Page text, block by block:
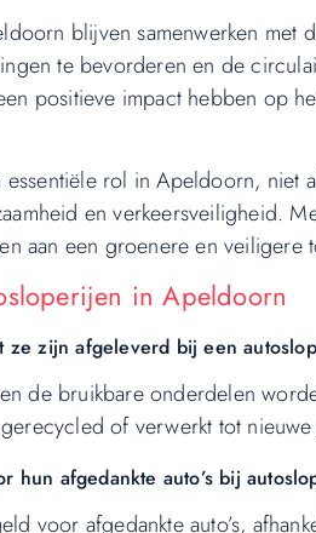
blijven samenwerken met
te bevorderen en de
positieve impact hebben op
rol in Apeldoorn, niet
en verkeersveiligheid.
aan een groenere en veiligere
in Apeldoorn
ze zijn afgeleverd bij een
de bruikbare onderdelen
of verwerkt tot
hun afgedankte auto’s bij
voor afgedankte auto’s,